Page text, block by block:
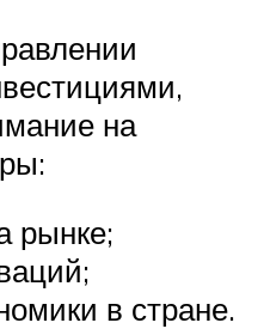
на
рынке;
в стране.